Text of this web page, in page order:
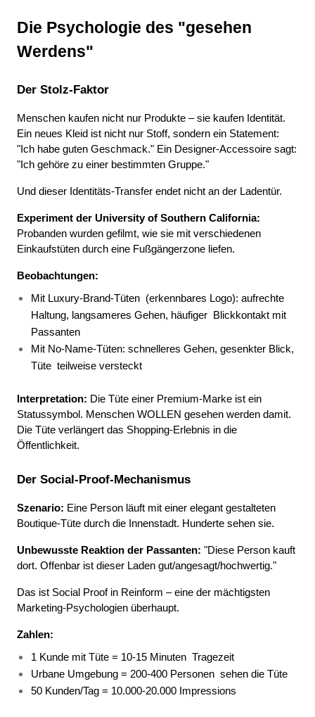
Die Psychologie des "gesehen
Werdens"
Der Stolz-Faktor
Menschen kaufen nicht nur Produkte – sie kaufen Identität.
Ein neues Kleid ist nicht nur Stoff, sondern ein Statement:
"Ich habe guten Geschmack." Ein Designer-Accessoire sagt:
"Ich gehöre zu einer bestimmten Gruppe."
Und dieser Identitäts-Transfer endet nicht an der Ladentür.
Experiment der University of Southern California:
Probanden wurden gefilmt, wie sie mit verschiedenen
Einkaufstüten durch eine Fußgängerzone liefen.
Beobachtungen:
Mit Luxury-Brand-Tüten (erkennbares Logo): aufrechte
Haltung, langsameres Gehen, häufiger
Blickkontakt mit
Passanten
Mit No-Name-Tüten: schnelleres Gehen, gesenkter Blick,
Tüte teilweise versteckt
Interpretation: Die Tüte einer Premium-Marke ist ein
Statussymbol. Menschen WOLLEN gesehen werden damit.
Die Tüte verlängert das Shopping-Erlebnis in die
Öffentlichkeit.
Der Social-Proof-Mechanismus
Szenario: Eine Person läuft mit einer elegant gestalteten
Boutique-Tüte durch die Innenstadt. Hunderte sehen sie.
Unbewusste Reaktion der Passanten: "Diese Person kauft
dort. Offenbar ist dieser Laden gut/angesagt/hochwertig."
Das ist Social Proof in Reinform – eine der mächtigsten
Marketing-Psychologien überhaupt.
Zahlen:
1 Kunde mit Tüte = 10-15 Minuten Tragezeit
Urbane Umgebung = 200-400 Personen sehen die Tüte
50 Kunden/Tag = 10.000-20.000 Impressions